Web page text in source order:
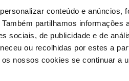
conteúdo e anúncios,
partilhamos informações
sociais, de publicidade e de
ou recolhidas por estes a
nossos cookies se continuar a